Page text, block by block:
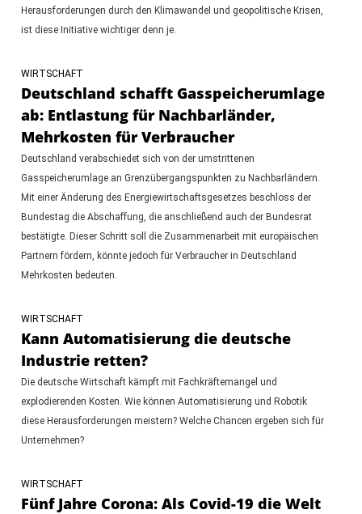
Herausforderungen durch den Klimawandel und geopolitische Krisen,
ist diese Initiative wichtiger denn je.
WIRTSCHAFT
Deutschland schafft Gasspeicherumlage
ab: Entlastung für Nachbarländer,
Mehrkosten für Verbraucher
Deutschland verabschiedet sich von der umstrittenen
Gasspeicherumlage an Grenzübergangspunkten zu Nachbarländern.
Mit einer Änderung des Energiewirtschaftsgesetzes beschloss der
Bundestag die Abschaffung, die anschließend auch der Bundesrat
bestätigte. Dieser Schritt soll die Zusammenarbeit mit europäischen
Partnern fördern, könnte jedoch für Verbraucher in Deutschland
Mehrkosten bedeuten.
WIRTSCHAFT
Kann Automatisierung die deutsche
Industrie retten?
Die deutsche Wirtschaft kämpft mit Fachkräftemangel und
explodierenden Kosten. Wie können Automatisierung und Robotik
diese Herausforderungen meistern? Welche Chancen ergeben sich für
Unternehmen?
WIRTSCHAFT
Fünf Jahre Corona: Als Covid-19 die Welt